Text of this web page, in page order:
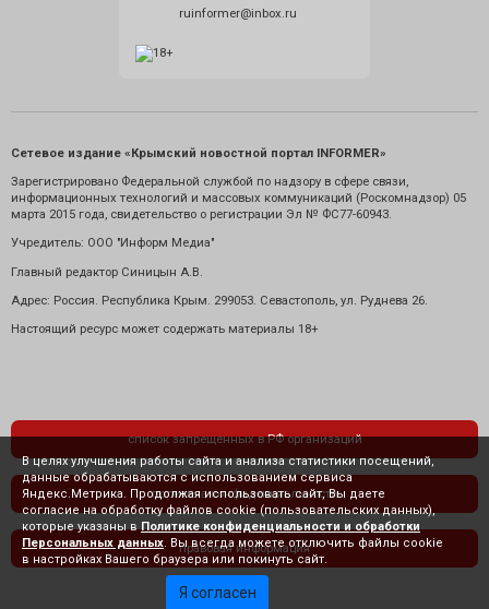
ruinformer@inbox.ru
Сетевое издание «Крымский новостной портал INFORMER»
Зарегистрировано Федеральной службой по надзору в сфере связи,
информационных технологий и массовых коммуникаций (Роскомнадзор) 05
марта 2015 года, свидетельство о регистрации Эл № ФС77-60943.
Учредитель: ООО "Информ Медиа"
Главный редактор Синицын А.В.
Адрес: Россия. Республика Крым. 299053. Севастополь, ул. Руднева 26.
Настоящий ресурс может содержать материалы 18+
список запрещенных в РФ организаций
политика конфиденциальности
правовая информация
В целях улучшения работы сайта и анализа статистики посещений,
данные обрабатываются с использованием сервиса
Яндекс.Метрика. Продолжая использовать сайт, Вы даете
согласие на обработку файлов cookie (пользовательских данных),
которые указаны в Политике конфиденциальности и обработки
Персональных данных . Вы всегда можете отключить файлы cookie
в настройках Вашего браузера или покинуть сайт.
Я согласен